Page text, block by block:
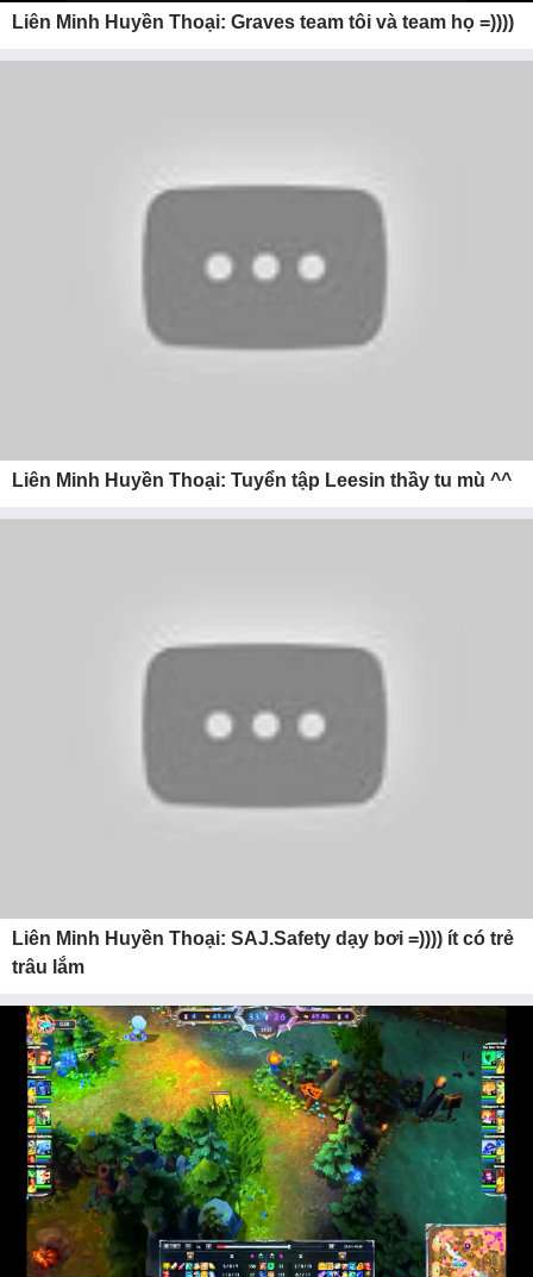
Liên Minh Huyền Thoại: Graves team tôi và team họ =))))
Liên Minh Huyền Thoại: Tuyển tập Leesin thầy tu mù ^^
Liên Minh Huyền Thoại: SAJ.Safety dạy bơi =)))) ít có trẻ
trâu lắm